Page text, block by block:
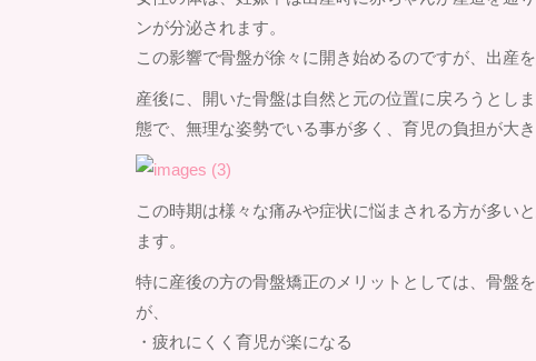
ンが分泌されます。
この影響で骨盤が徐々に開き始めるのですが、出産
産後に、開いた骨盤は自然と元の位置に戻ろうとし
態で、無理な姿勢でいる事が多く、育児の負担が大
この時期は様々な痛みや症状に悩まされる方が多いと
ます。
特に産後の方の骨盤矯正のメリットとしては、骨盤
が、
・疲れにくく育児が楽になる